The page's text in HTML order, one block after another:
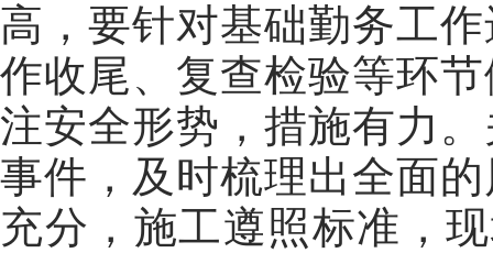
高，要针对基础勤务工
作收尾、复查检验等环
注安全形势，措施有力
事件，及时梳理出全面
充分，施工遵照标准，